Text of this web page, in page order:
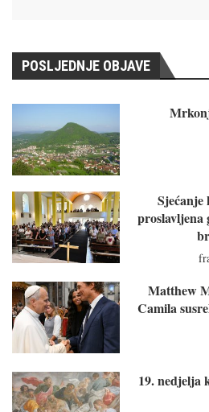
POSLJEDNJE OBJAVE
proslavljena
Matthew
Camila
19. nedjelja